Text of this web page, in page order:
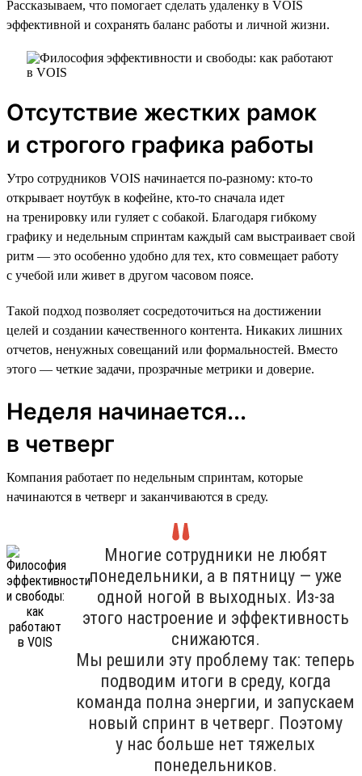
Рассказываем, что помогает сделать удаленку в VOIS
эффективной и сохранять баланс работы и личной жизни.
Отсутствие жестких рамок
и строгого графика работы
Утро сотрудников VOIS начинается по-разному: кто-то
открывает ноутбук в кофейне, кто-то сначала идет
на тренировку или гуляет с собакой. Благодаря гибкому
графику и недельным спринтам каждый сам выстраивает свой
ритм — это особенно удобно для тех, кто совмещает работу
с учебой или живет в другом часовом поясе.
Такой подход позволяет сосредоточиться на достижении
целей и создании качественного контента. Никаких лишних
отчетов, ненужных совещаний или формальностей. Вместо
этого — четкие задачи, прозрачные метрики и доверие.
Неделя начинается...
в четверг
Компания работает по недельным спринтам, которые
начинаются в четверг и заканчиваются в среду.
Многие сотрудники не любят
понедельники, а в пятницу — уже
одной ногой в выходных. Из-за
этого настроение и эффективность
снижаются.
Мы решили эту проблему так: теперь
подводим итоги в среду, когда
команда полна энергии, и запускаем
новый спринт в четверг. Поэтому
у нас больше нет тяжелых
понедельников.